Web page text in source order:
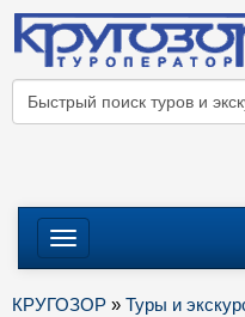
Меню
КРУГОЗОР » Туры и